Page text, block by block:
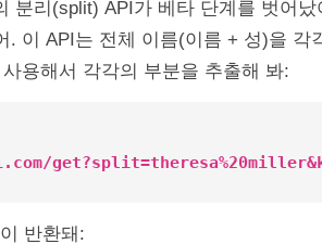
분리(split) API가 베타 단계를 벗어
. 이 API는 전체 이름(이름 + 성)을
용해서 각각의 부분을 추출해 봐:
반환돼: